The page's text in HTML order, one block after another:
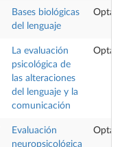
Bases biológicas
del lenguaje
La evaluación
psicológica de
las alteraciones
del lenguaje y la
comunicación
Evaluación
neuropsicológica